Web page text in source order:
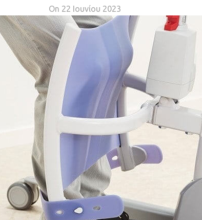
On 22 Ιουνίου 2023